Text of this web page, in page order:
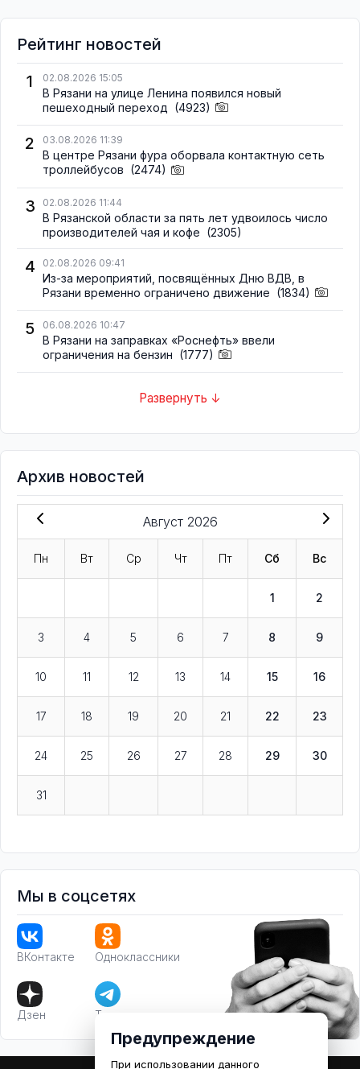
Рейтинг новостей
1
02.08.2026 15:05
В Рязани на улице Ленина появился новый
пешеходный переход (4923)
2 03.08.2026 11:39
В центре Рязани фура оборвала контактную сеть
троллейбусов (2474)
3 02.08.2026 11:44
В Рязанской области за пять лет удвоилось число
производителей чая и кофе (2305)
4 02.08.2026 09:41
Из-за мероприятий, посвящённых Дню ВДВ, в
Рязани временно ограничено движение (1834)
5 06.08.2026 10:47
В Рязани на заправках «Роснефть» ввели
ограничения на бензин (1777)
Развернуть ↓
Архив новостей
Август 2026
Пн Вт Ср Чт Пт Сб Вс
1 2
3 4 5 6 7 8 9
10 11 12 13 14 15 16
17 18 19 20 21 22 23
24 25 26 27 28 29 30
31
Мы в соцсетях
ВКонтакте Одноклассники
Дзен Телеграм
Предупреждение
При использовании данного